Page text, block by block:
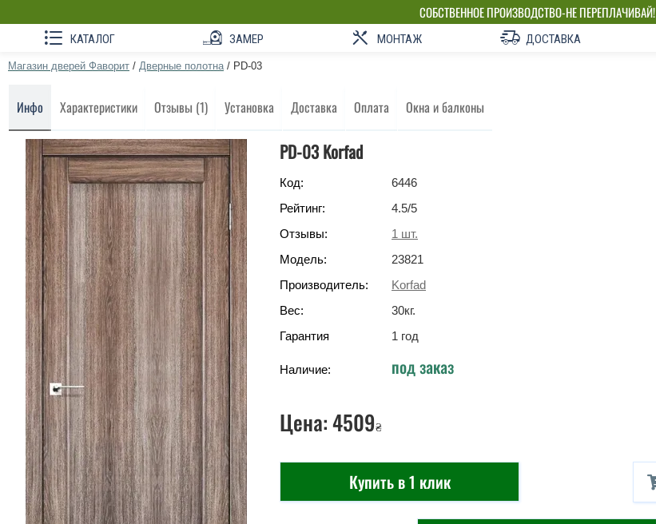
СОБСТВЕННОЕ ПРОИЗВОДСТВО-НЕ ПЕРЕПЛАЧИВАЙ!
КАТАЛОГ ЗАМЕР МОНТАЖ ДОСТАВКА
Магазин дверей Фаворит / Дверные полотна / PD-03
Инфо Характеристики Отзывы (1) Установка Доставка Оплата Окна и балконы
PD-03 Korfad
Код:
6446
Рейтинг:
4.5/5
Отзывы:
1 шт.
Модель:
23821
Производитель:
Korfad
Вес:
30кг.
Гарантия
1 год
Наличие: под заказ
Цена:4509₴
Купить в 1 клик